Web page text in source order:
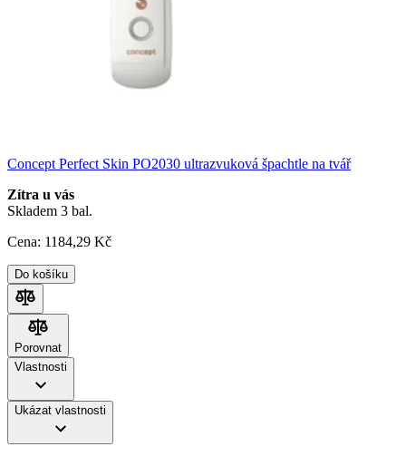
Concept Perfect Skin PO2030 ultrazvuková špachtle na tvář
Zítra u vás
Skladem 3 bal.
Cena: 1184,29 Kč
Do košíku
Porovnat
Porovnat
Vlastnosti
Ukázat vlastnosti